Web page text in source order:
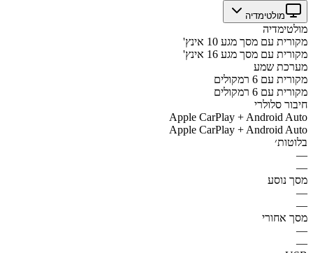
מולטימדיה
מולטימדיה
מקורית עם מסך מגע 10 אינץ'
מקורית עם מסך מגע 16 אינץ'
מערכת שמע
מקורית עם 6 רמקולים
מקורית עם 6 רמקולים
חיבור סלולרי
Apple CarPlay + Android Auto
Apple CarPlay + Android Auto
בלוטות׳
—
—
מסך נוסע
—
—
מסך אחורי
—
—